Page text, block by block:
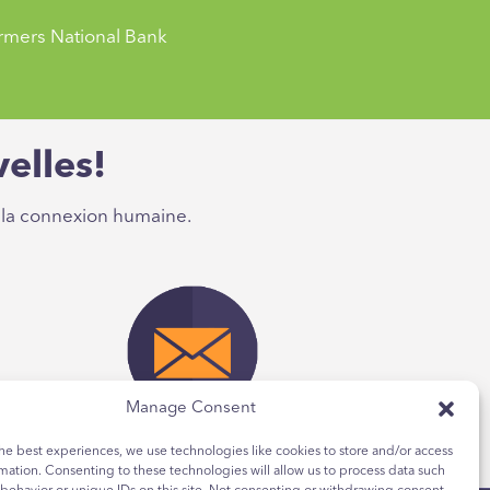
Manage Consent
best experiences, we use technologies like cookies to store and/or access
Consenting to these technologies will allow us to process data such
National Bank
d'être une
de voir
est peut-être
d'être une
National Bank
connexion humaine.
E-mail